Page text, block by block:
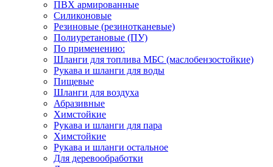
ПВХ армированные
Силиконовые
Резиновые (резинотканевые)
Полиуретановые (ПУ)
По применению:
Шланги для топлива МБС (маслобензостойкие)
Рукава и шланги для воды
Пищевые
Шланги для воздуха
Абразивные
Химстойкие
Рукава и шланги для пара
Химстойкие
Рукава и шланги остальное
Для деревообработки